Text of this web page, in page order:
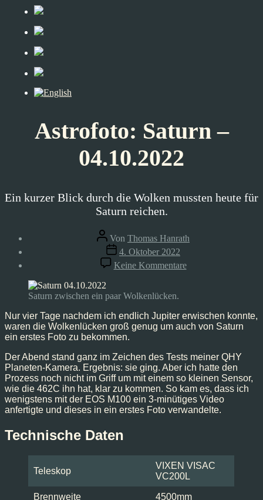
Astrofoto: Saturn –
04.10.2022
Ein kurzer Blick durch die Wolken mussten heute für
Saturn reichen.
Beitragsautor
Von Thomas Hanrath
Veröffentlichungsdatum
4. Oktober 2022
Keine Kommentarezu
Astrofoto:
Saturn zwischen ein paar Wolkenlücken.
Nur vier Tage nachdem ich endlich Jupiter erwischen konnte,
waren die Wolkenlücken groß genug um auch von Saturn
ein erstes Foto zu bekommen.
Der Abend stand ganz im Zeichen des Tests meiner QHY
Planeten-Kamera. Ergebnis: sie ging. Aber ich hatte den
Prozess noch nicht im Griff um mit einem so kleinen Sensor,
wie die 462C ihn hat, klar zu kommen. So kam es, dass ich
wenigstens mit der EOS M100 ein 3-minütiges Video
anfertigte und dieses in ein erstes Foto verwandelte.
Technische Daten
Teleskop
VIXEN VISAC
VC200L
Brennweite 4500mm